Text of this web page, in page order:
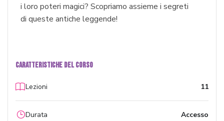
i loro poteri magici? Scopriamo assieme i segreti
di queste antiche leggende!
CARATTERISTICHE DEL CORSO
Lezioni 11
Durata
Accesso